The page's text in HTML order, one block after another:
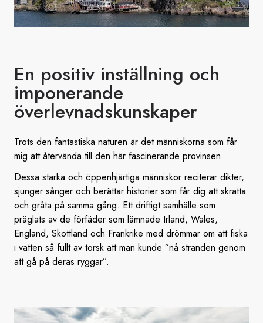
En positiv inställning och
imponerande
överlevnadskunskaper
Trots den fantastiska naturen är det människorna som får
mig att återvända till den här fascinerande provinsen.
Dessa starka och öppenhjärtiga människor reciterar dikter,
sjunger sånger och berättar historier som får dig att skratta
och gråta på samma gång. Ett driftigt samhälle som
präglats av de förfäder som lämnade Irland, Wales,
England, Skottland och Frankrike med drömmar om att fiska
i vatten så fullt av torsk att man kunde ”nå stranden genom
att gå på deras ryggar”.